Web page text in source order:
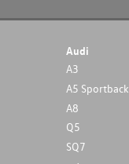
Audi
A3
A5 Sportback
A8
Q5
SQ7